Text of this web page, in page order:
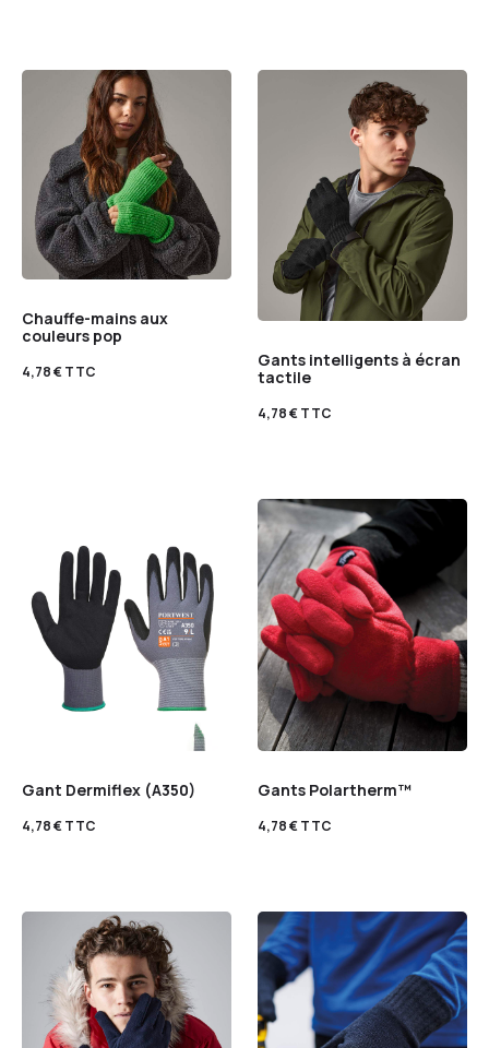
Chauffe-mains aux
couleurs pop
4,78€TTC
Gants intelligents à écran
tactile
4,78€TTC
Gant Dermiflex (A350)
4,78€TTC
Gants Polartherm™
4,78€TTC